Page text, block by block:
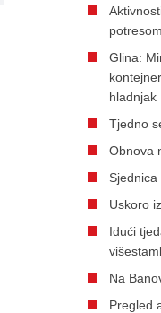
Glina:
hladnjak
Tjedno
Obnova
Uskoro
Idući
Na
Pregled